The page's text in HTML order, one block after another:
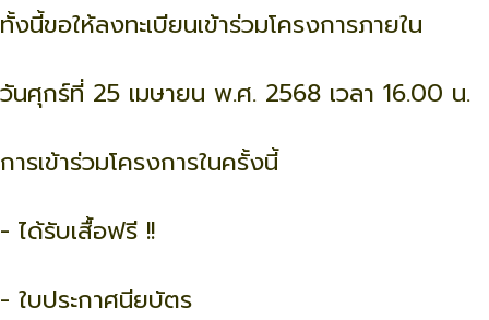
ทั้งนี้ขอให้ลงทะเบียนเข้าร่วมโครงการภายใน
วันศุกร์ที่ 25 เมษายน พ.ศ. 2568 เวลา 16.00 น.
การเข้าร่วมโครงการในครั้งนี้
- ได้รับเสื้อฟรี !!
- ใบประกาศนียบัตร